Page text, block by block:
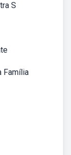
S
Família